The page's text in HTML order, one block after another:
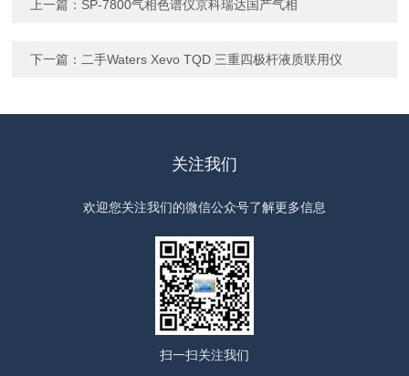
上一篇： SP-7800气相色谱仪京科瑞达国产气相
下一篇： 二手Waters Xevo TQD 三重四极杆液质联用仪
关注我们
欢迎您关注我们的微信公众号了解更多信息
扫一扫关注我们